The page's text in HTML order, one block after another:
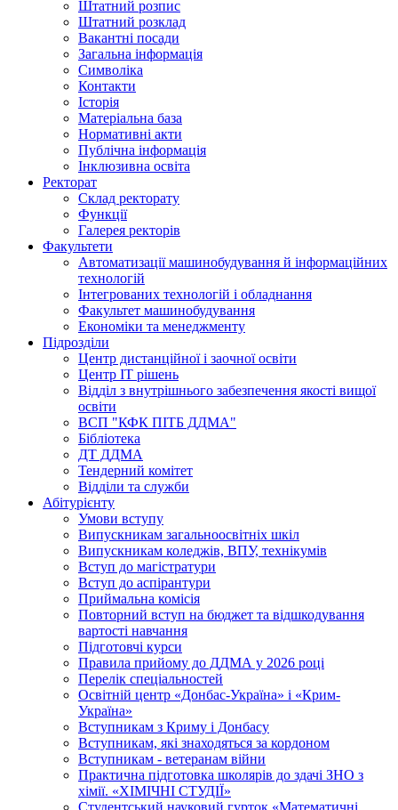
Штатний розпис
Штатний розклад
Вакантні посади
Загальна інформація
Символіка
Контакти
Історія
Матеріальна база
Нормативні акти
Публічна інформація
Інклюзивна освіта
Ректорат
Склад ректорату
Функції
Галерея ректорів
Факультети
Автоматизації машинобудування й інформаційних
технологій
Інтегрованих технологій і обладнання
Факультет машинобудування
Економіки та менеджменту
Підрозділи
Центр дистанційної і заочної освіти
Центр ІТ рішень
Відділ з внутрішнього забезпечення якості вищої
освіти
ВСП "КФК ПІТБ ДДМА"
Бібліотека
ДТ ДДМА
Тендерний комітет
Відділи та служби
Абітурієнту
Умови вступу
Випускникам загальноосвітніх шкіл
Випускникам коледжів, ВПУ, технікумів
Вступ до магістратури
Вступ до аспірантури
Приймальна комісія
Повторний вступ на бюджет та відшкодування
вартості навчання
Підготовчі курси
Правила прийому до ДДМА у 2026 році
Перелік спеціальностей
Освітній центр «Донбас-Україна» і «Крим-
Україна»
Вступникам з Криму і Донбасу
Вступникам, які знаходяться за кордоном
Вступникам - ветеранам війни
Практична підготовка школярів до здачі ЗНО з
хімії. «ХІМІЧНІ СТУДІЇ»
Студентський науковий гурток «Математичні